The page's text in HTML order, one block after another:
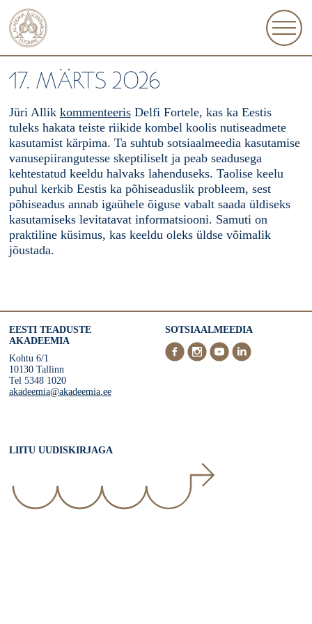
17. MÄRTS 2026
Jüri Allik kommenteerisDelfi Fortele, kas ka Eestis
tuleks hakata teiste riikide kombel koolis nutiseadmete
kasutamist kärpima. Ta suhtub sotsiaalmeedia kasutamise
vanusepiirangutesse skeptiliselt ja peab seadusega
kehtestatud keeldu halvaks lahenduseks. Taolise keelu
puhul kerkib Eestis ka põhiseaduslik probleem, sest
põhiseadus annab igaühele õiguse vabalt saada üldiseks
kasutamiseks levitatavat informatsiooni. Samuti on
praktiline küsimus, kas keeldu oleks üldse võimalik
jõustada.
EESTI TEADUSTE
AKADEEMIA
Kohtu 6/1
10130 Tallinn
Tel 5348 1020
akadeemia@akadeemia.ee
SOTSIAALMEEDIA
LIITU UUDISKIRJAGA